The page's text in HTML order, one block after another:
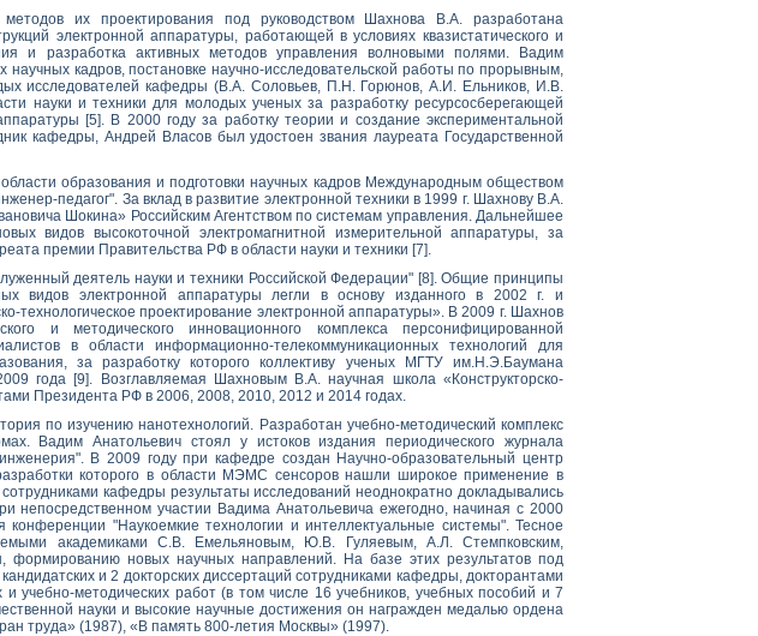
их проектирования под руководством Шахнова В.А. разработана
электронной аппаратуры, работающей в условиях квазистатического и
и разработка активных методов управления волновыми полями. Вадим
кадров, постановке научно-исследовательской работы по прорывным,
исследователей кафедры (В.А. Соловьев, П.Н. Горюнов, А.И. Ельников, И.В.
науки и техники для молодых ученых за разработку ресурсосберегающей
[5]. В 2000 году за работку теории и создание экспериментальной
кафедры, Андрей Власов был удостоен звания лауреата Государственной
образования и подготовки научных кадров Международным обществом
педагог". За вклад в развитие электронной техники в 1999 г. Шахнову В.А.
Шокина» Российским Агентством по системам управления. Дальнейшее
видов высокоточной электромагнитной измерительной аппаратуры, за
премии Правительства РФ в области науки и техники [7].
деятель науки и техники Российской Федерации" [8]. Общие принципы
видов электронной аппаратуры легли в основу изданного в 2002 г. и
технологическое проектирование электронной аппаратуры». В 2009 г. Шахнов
и методического инновационного комплекса персонифицированной
в области информационно-телекоммуникационных технологий для
за разработку которого коллективу ученых МГТУ им.Н.Э.Баумана
года [9]. Возглавляемая Шахновым В.А. научная школа «Конструкторско-
Президента РФ в 2006, 2008, 2010, 2012 и 2014 годах.
по изучению нанотехнологий. Разработан учебно-методический комплекс
Вадим Анатольевич стоял у истоков издания периодического журнала
В 2009 году при кафедре создан Научно-образовательный центр
которого в области МЭМС сенсоров нашли широкое применение в
кафедры результаты исследований неоднократно докладывались
непосредственном участии Вадима Анатольевича ежегодно, начиная с 2000
"Наукоемкие технологии и интеллектуальные системы". Тесное
академиками С.В. Емельяновым, Ю.В. Гуляевым, А.Л. Стемпковским,
формированию новых научных направлений. На базе этих результатов под
и 2 докторских диссертаций сотрудниками кафедры, докторантами
методических работ (в том числе 16 учебников, учебных пособий и 7
науки и высокие научные достижения он награжден медалью ордена
труда» (1987), «В память 800-летия Москвы» (1997).